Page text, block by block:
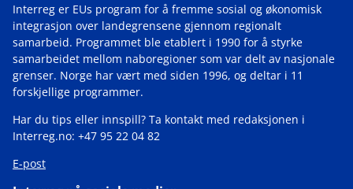
Interreg er EUs program for å fremme sosial og økonomisk
integrasjon over landegrensene gjennom regionalt
samarbeid. Programmet ble etablert i 1990 for å styrke
samarbeidet mellom naboregioner som var delt av nasjonale
grenser. Norge har vært med siden 1996, og deltar i 11
forskjellige programmer.
Har du tips eller innspill? Ta kontakt med redaksjonen i
Interreg.no: +47 95 22 04 82
E-post